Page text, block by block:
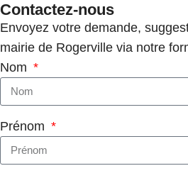
Contactez-nous
Envoyez votre demande,
mairie de Rogerville via notre
Nom
Prénom